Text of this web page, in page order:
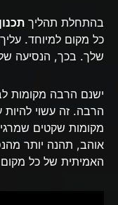
בהתחלת תהליך
כל מקום למיוחד.
שלך. בכך, הנסיעה
ישנם הרבה מקומות
הרבה. זה עשוי
מקומות שקטים
אוהב, תהנה יותר
האמיתית של כל